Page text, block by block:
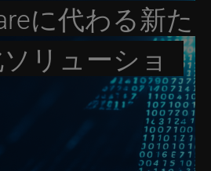
に代わる新た
リューショ